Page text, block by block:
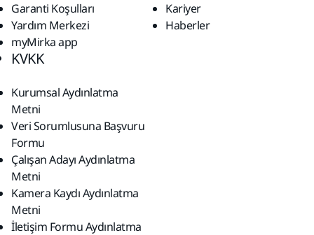
Garanti Koşulları
Yardım Merkezi
myMirka app
Kariyer
Haberler
KVKK
Kurumsal Aydınlatma
Metni
Veri Sorumlusuna Başvuru
Formu
Çalışan Adayı Aydınlatma
Metni
Kamera Kaydı Aydınlatma
Metni
İletişim Formu Aydınlatma